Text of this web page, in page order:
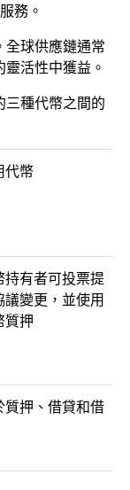
務。
全球供應鏈通常
活性中獲益。
三種代幣之間的
代幣
持有者可投票提
議變更，並使用
質押
質押、借貸和借